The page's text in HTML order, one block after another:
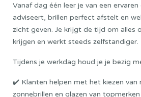
Vanaf dag één leer je van een
adviseert, brillen perfect afstelt en
zicht geven. Je krijgt de tijd om alles
krijgen en werkt steeds zelfstandiger.
Tijdens je werkdag houd je je bezig
✔️ Klanten helpen met het kiezen van
zonnebrillen en glazen van